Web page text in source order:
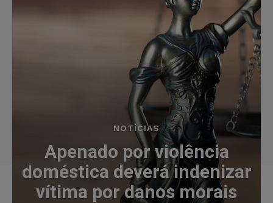
NOTÍCIAS
Apenado por violência
doméstica deverá indenizar
vítima por danos morais